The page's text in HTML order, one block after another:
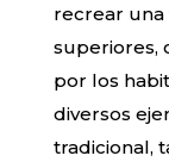
recrear una
superiores,
por los
diversos
tradicional,